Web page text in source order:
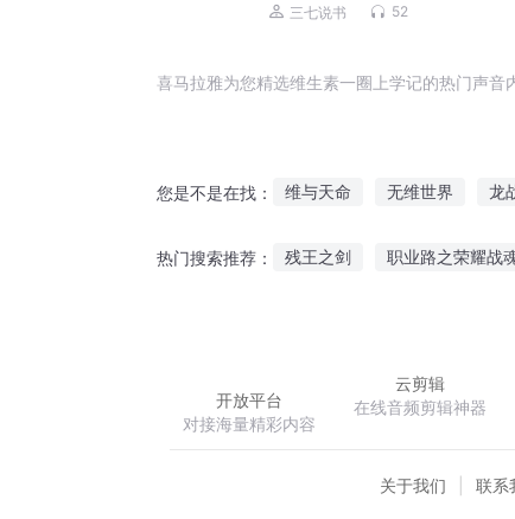
三七说书 52
喜马拉雅为您精选维生素一圈上学记的热门声音
您是不是在找： 维与天命 无维世界 龙
热门搜索推荐： 残王之剑 职业路之荣耀战
开放平台
对接海量精彩内容
云剪辑
在线音频剪辑神器
关于我们 联系